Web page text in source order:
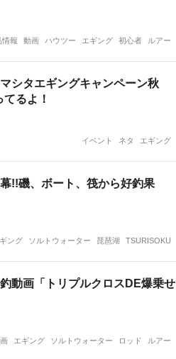
情報 動画 ハウツー エギング 初心者 ルアー
シタエギングキャンペーン秋
るよ！
イベント ネタ エギング
!!磯、ボート、筏から好釣果
ング ソルトウォーター 琵琶湖 TSURISOKU
動画「トリプルクロスDE爆乗せ
エギング ソルトウォーター ロッド ルアー